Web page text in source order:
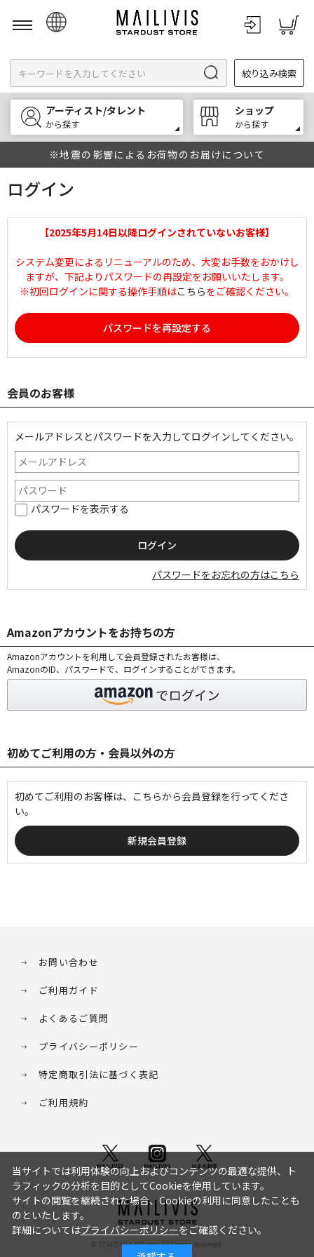
English
한국어
中文
絞り込み検索
アーティスト/タレント
から探す
ショップ
から探す
※地震の影響によるお荷物のお届けについて
ログイン
【2025年5月14日以降ログインされていないお客様】
システム変更によるリニューアルのため、大変お手数をおかけし
ますが、下記よりパスワードの再設定をお願いいたします。
※初回ログインに関する操作手順はこちらをご確認ください。
パスワードを再設定する
会員のお客様
メールアドレスとパスワードを入力してログインしてください。
パスワードを表示する
パスワードをお忘れの方はこちら
Amazonアカウントをお持ちの方
Amazonアカウントを利用して会員登録されたお客様は、
AmazonのID、パスワードで、ログインすることができます。
初めてご利用の方・会員以外の方
初めてご利用のお客様は、こちらから会員登録を行ってくださ
い。
お問い合わせ
ご利用ガイド
よくあるご質問
プライバシーポリシー
特定商取引法に基づく表記
ご利用規約
© STARDUST HD. inc. All Rights Reserved.
当サイトでは利用体験の向上およびコンテンツの最適な提供、ト
ラフィックの分析を目的としてCookieを使用しています。
サイトの閲覧を継続された場合、Cookieの利用に同意したことも
のといたします。
詳細についてはプライバシーポリシーをご確認ください。